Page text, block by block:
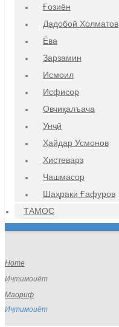
Ғозиён
Дадобой Холматов
Ёва
Зарзамин
Исмоил
Исфисор
Овчиқалъача
Унҷӣ
Ҳайдар Усмонов
Хистеварз
Чашмасор
Шаҳраки Ғафуров
ТАМОС
Home
Иҷтимоиёт
Маориф
Иҷтимоиёт